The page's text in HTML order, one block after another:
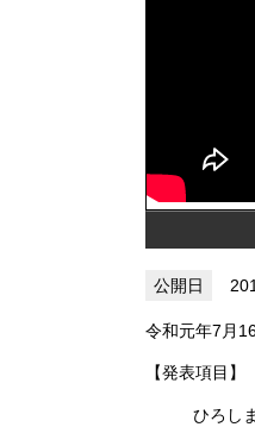
令和元年7月
【発表項目】
ひろし